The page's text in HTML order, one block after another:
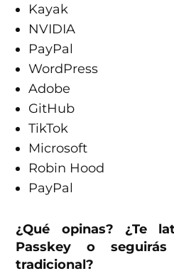
Kayak
NVIDIA
PayPal
WordPress
Adobe
GitHub
TikTok
Microsoft
Robin Hood
PayPal
¿Qué opinas? ¿Te
Passkey o
tradicional?